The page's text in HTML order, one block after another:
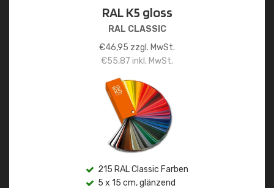
RAL K5 gloss
RAL CLASSIC
€46,95 zzgl. MwSt.
€55,87 inkl. MwSt.
215 RAL Classic Farben
5 x 15 cm, glänzend